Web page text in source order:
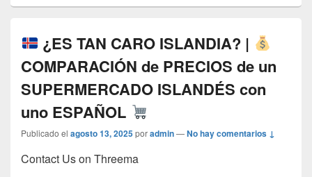
¿ES TAN CARO ISLANDIA? |
COMPARACIÓN de PRECIOS de un
SUPERMERCADO ISLANDÉS con
uno ESPAÑOL
Publicado el agosto 13, 2025poradmin—No hay comentarios ↓
Contact Us on Threema